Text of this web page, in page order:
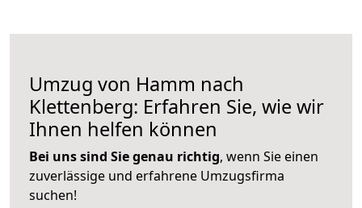
Umzug von Hamm nach
Klettenberg: Erfahren Sie, wie wir
Ihnen helfen können
Bei uns sind Sie genau richtig, wenn Sie einen
zuverlässige und erfahrene Umzugsfirma
suchen!